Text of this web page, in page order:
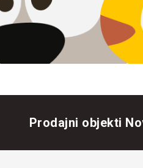
Prodajni objekti